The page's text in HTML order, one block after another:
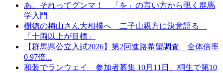
あ、それってグンマ！ 「を」の言い方から覗く群馬
学入門
樹徳の梅山さん大相撲へ 二子山親方に決意語る
「十両以上が目標」
【群馬県公立入試2026】第2回進路希望調査 全体倍率
0.97倍...
和装でランウェイ 参加者募集 10月11日、桐生で第10